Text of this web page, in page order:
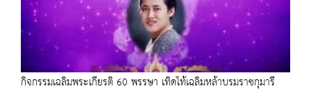
กิจกรรมเฉลิมพระเกียรติ 60 พรรษา เทิดไท้เฉลิมหล้าบรมราชกุมารี